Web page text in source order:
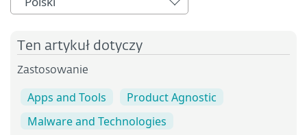
Ten artykuł dotyczy
Zastosowanie
Apps and Tools
Product Agnostic
Malware and Technologies